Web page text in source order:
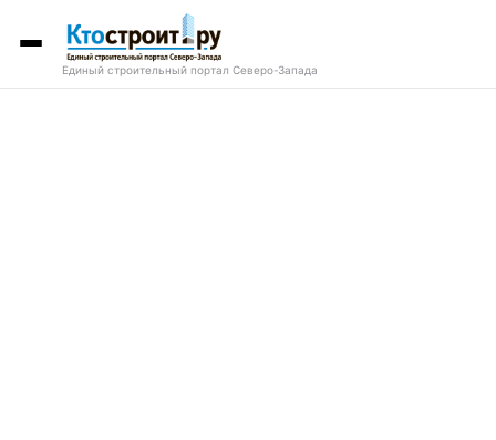
Единый строительный портал Северо-Запада